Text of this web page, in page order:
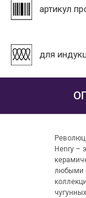
артикул
для
Henry –
любыми